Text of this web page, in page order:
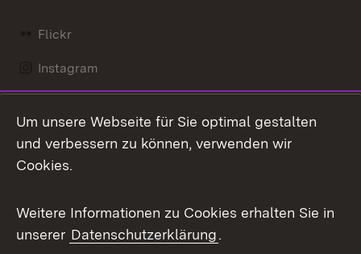
Flickr
Instagram
Mastodon
Messenger
Social Wall
X / Twitter
Um unsere Webseite für Sie optimal gestalten
und verbessern zu können, verwenden wir
Cookies.
Weitere Informationen zu Cookies erhalten Sie in
unserer Datenschutzerklärung.